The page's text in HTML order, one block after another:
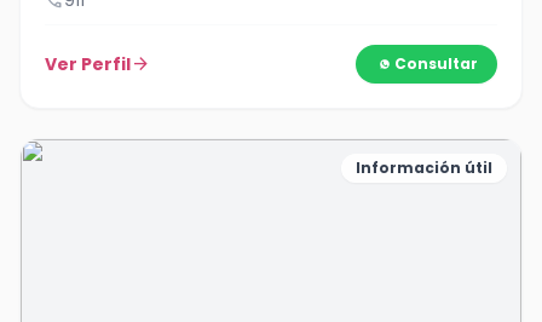
Ver Perfilarrow_forward Consultar
Información útil